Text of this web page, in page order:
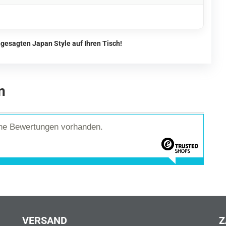
Japan Style auf Ihren Tisch!
Bewertungen vorhanden.
VERSAND